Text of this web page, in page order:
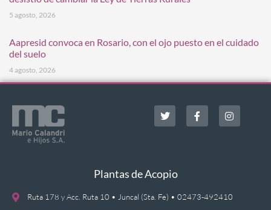
5 agosto, 2026
Aapresid convoca en Rosario, con el ojo puesto en el cuidado
del suelo
4 agosto, 2026
Plantas de Acopio
Ruta 178 y Acc. Ruta 10 • Juncal (Sta. Fe) • 02473-492410